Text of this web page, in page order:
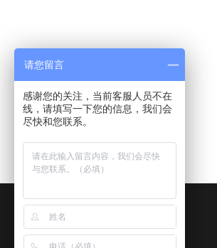
请您留言
感谢您的关注，当前客服人员不在
线，请填写一下您的信息，我们会
尽快和您联系。